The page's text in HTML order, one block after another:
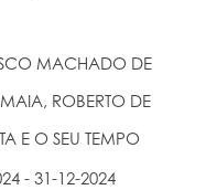
MACHADO DE
ROBERTO DE
E O SEU TEMPO
- 31-12-2024